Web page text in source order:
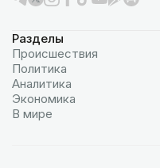
Разделы
Происшествия
Политика
Аналитика
Экономика
В мире